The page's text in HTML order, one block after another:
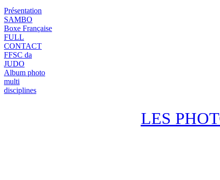
Présentation
SAMBO
Boxe Française
FULL
CONTACT
FFSC da
JUDO
Album photo
multi
disciplines
LES